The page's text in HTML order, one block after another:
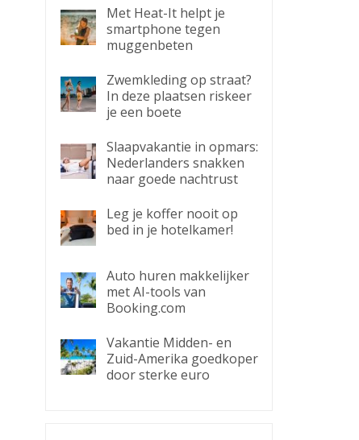
Met Heat-It helpt je
smartphone tegen
muggenbeten
Zwemkleding op straat?
In deze plaatsen riskeer
je een boete
Slaapvakantie in opmars:
Nederlanders snakken
naar goede nachtrust
Leg je koffer nooit op
bed in je hotelkamer!
Auto huren makkelijker
met AI-tools van
Booking.com
Vakantie Midden- en
Zuid-Amerika goedkoper
door sterke euro